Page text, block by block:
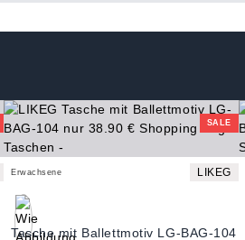
SALE
Erwachsene LIKEG
Tasche mit Ballettmotiv LG-BAG-104